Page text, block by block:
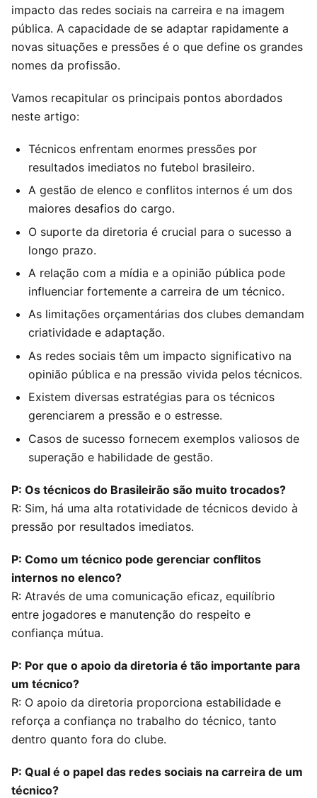
impacto das redes sociais na carreira e na imagem
pública. A capacidade de se adaptar rapidamente a
novas situações e pressões é o que define os grandes
nomes da profissão.
Vamos recapitular os principais pontos abordados
neste artigo:
Técnicos enfrentam enormes pressões por
resultados imediatos no futebol brasileiro.
A gestão de elenco e conflitos internos é um dos
maiores desafios do cargo.
O suporte da diretoria é crucial para o sucesso a
longo prazo.
A relação com a mídia e a opinião pública pode
influenciar fortemente a carreira de um técnico.
As limitações orçamentárias dos clubes demandam
criatividade e adaptação.
As redes sociais têm um impacto significativo na
opinião pública e na pressão vivida pelos técnicos.
Existem diversas estratégias para os técnicos
gerenciarem a pressão e o estresse.
Casos de sucesso fornecem exemplos valiosos de
superação e habilidade de gestão.
P: Os técnicos do Brasileirão são muito trocados?
R: Sim, há uma alta rotatividade de técnicos devido à
pressão por resultados imediatos.
P: Como um técnico pode gerenciar conflitos
internos no elenco?
R: Através de uma comunicação eficaz, equilíbrio
entre jogadores e manutenção do respeito e
confiança mútua.
P: Por que o apoio da diretoria é tão importante para
um técnico?
R: O apoio da diretoria proporciona estabilidade e
reforça a confiança no trabalho do técnico, tanto
dentro quanto fora do clube.
P: Qual é o papel das redes sociais na carreira de um
técnico?